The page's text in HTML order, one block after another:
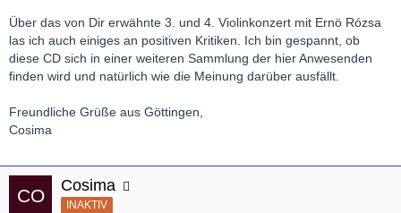
Über das von Dir erwähnte 3. und 4. Violinkonzert mit Ernö Rózsa
las ich auch einiges an positiven Kritiken. Ich bin gespannt, ob
diese CD sich in einer weiteren Sammlung der hier Anwesenden
finden wird und natürlich wie die Meinung darüber ausfällt.
Freundliche Grüße aus Göttingen,
Cosima
Cosima
INAKTIV